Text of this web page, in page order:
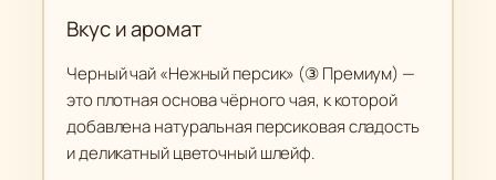
Вкус и аромат
Черный чай «Нежный персик» (③ Премиум) —
это плотная основа чёрного чая, к которой
добавлена натуральная персиковая сладость
и деликатный цветочный шлейф.